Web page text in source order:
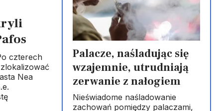
czterech
Nea
Palacze, naśladując się
wzajemnie, utrudniają
zerwanie z nałogiem
Nieświadome naśladowanie
zachowań pomiędzy palaczami,